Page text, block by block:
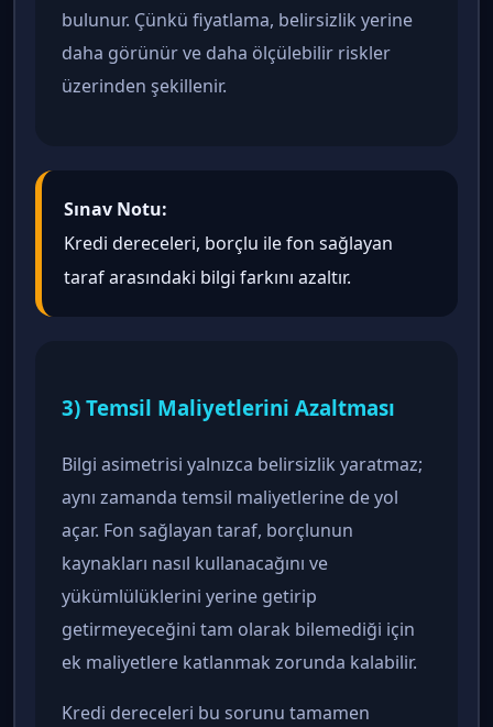
bulunur. Çünkü fiyatlama, belirsizlik yerine
daha görünür ve daha ölçülebilir riskler
üzerinden şekillenir.
Sınav Notu:
Kredi dereceleri, borçlu ile fon sağlayan
taraf arasındaki bilgi farkını azaltır.
3) Temsil Maliyetlerini Azaltması
Bilgi asimetrisi yalnızca belirsizlik yaratmaz;
aynı zamanda temsil maliyetlerine de yol
açar. Fon sağlayan taraf, borçlunun
kaynakları nasıl kullanacağını ve
yükümlülüklerini yerine getirip
getirmeyeceğini tam olarak bilemediği için
ek maliyetlere katlanmak zorunda kalabilir.
Kredi dereceleri bu sorunu tamamen